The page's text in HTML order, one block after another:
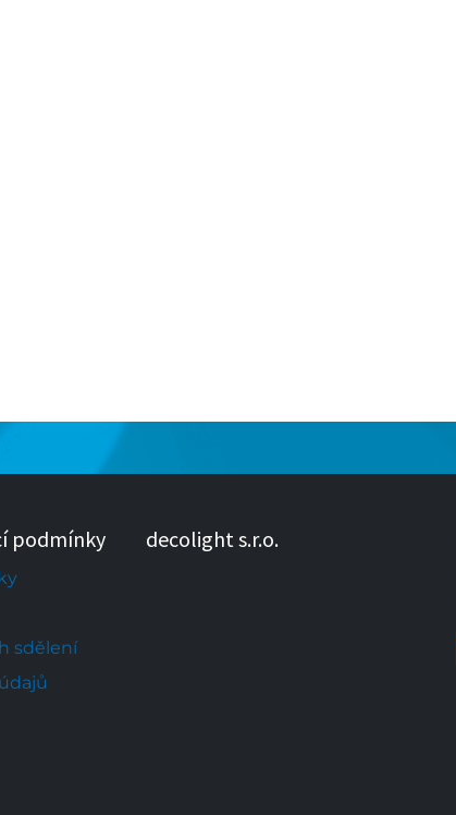
podmínky
sdělení
decolight s.r.o.